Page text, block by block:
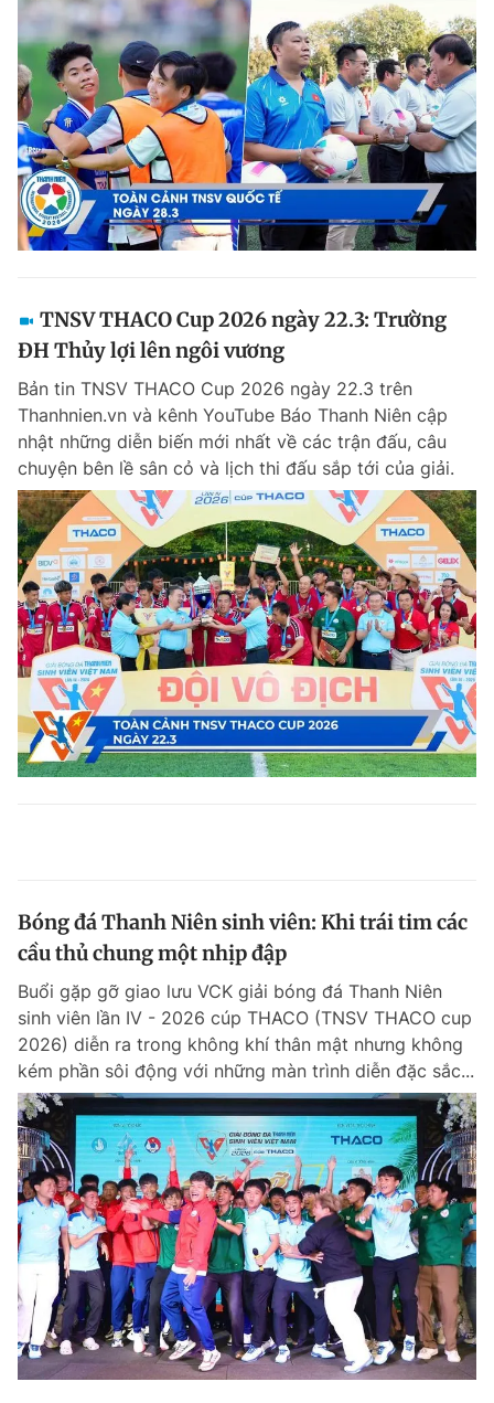
TNSV THACO Cup 2026 ngày 22.3: Trường
ĐH Thủy lợi lên ngôi vương
Bản tin TNSV THACO Cup 2026 ngày 22.3 trên
Thanhnien.vn và kênh YouTube Báo Thanh Niên cập
nhật những diễn biến mới nhất về các trận đấu, câu
chuyện bên lề sân cỏ và lịch thi đấu sắp tới của giải.
Bóng đá Thanh Niên sinh viên: Khi trái tim các
cầu thủ chung một nhịp đập
Buổi gặp gỡ giao lưu VCK giải bóng đá Thanh Niên
sinh viên lần IV - 2026 cúp THACO (TNSV THACO cup
2026) diễn ra trong không khí thân mật nhưng không
kém phần sôi động với những màn trình diễn đặc sắc...